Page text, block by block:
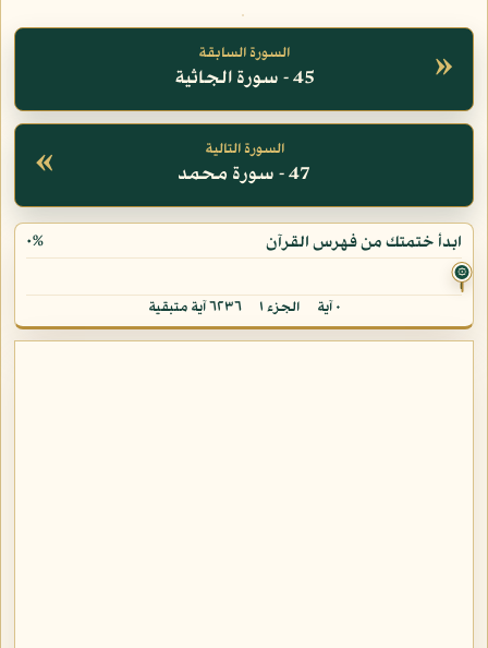
» السورة السابقة
45 - سورة الجاثية
« السورة التالية
47 - سورة محمد
ابدأ ختمتك من فهرس القرآن ٠%
۞
٠ آية الجزء ١ ٦٢٣٦ آية متبقية